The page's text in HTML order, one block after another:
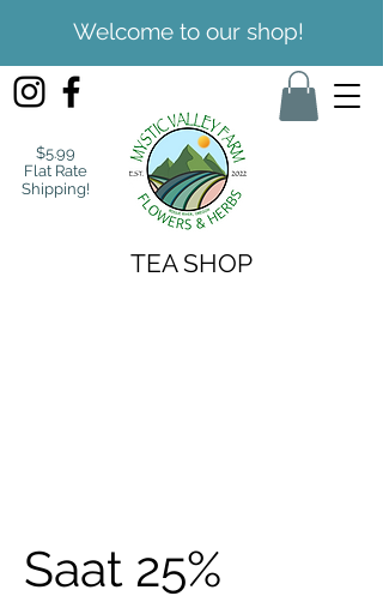
Welcome to our shop!
$5.99
Flat Rate
Shipping!
TEA SHOP
Saat 25%